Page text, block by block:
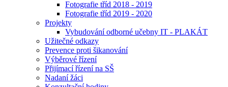
Fotografie tříd 2018 - 2019
Fotografie tříd 2019 - 2020
Projekty
Vybudování odborné učebny IT - PLAKÁT
Užitečné odkazy
Prevence proti šikanování
Výběrové řízení
Přijímací řízení na SŠ
Nadaní žáci